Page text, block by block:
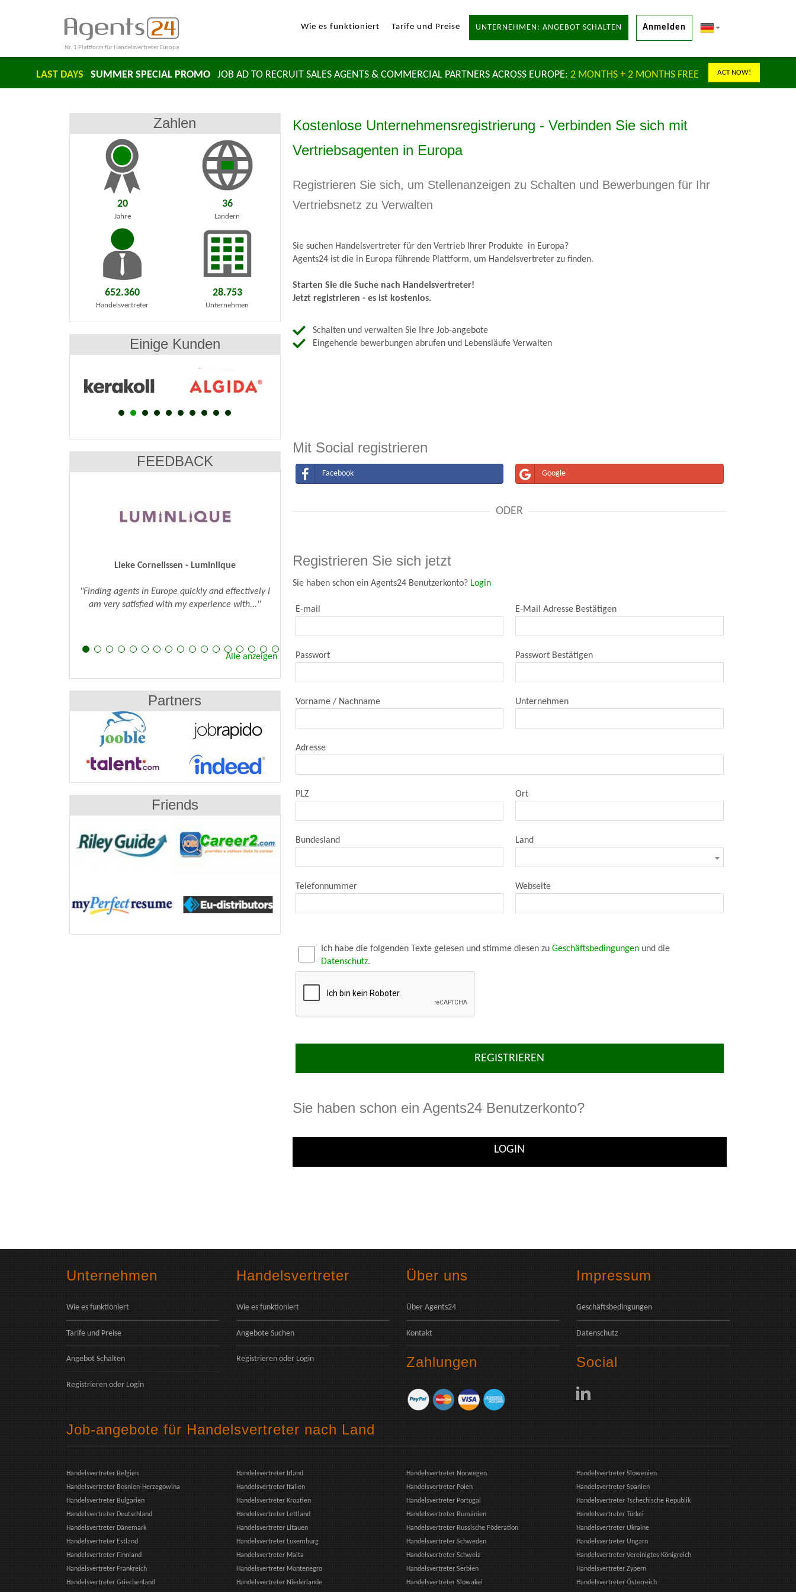
Nr. 1 Plattform für Handelsvertreter Europa
Wie es funktioniert Tarife und Preise UNTERNEHMEN: ANGEBOT SCHALTEN Anmelden
LAST DAYS SUMMER SPECIAL PROMO JOB AD TO RECRUIT SALES AGENTS & COMMERCIAL PARTNERS ACROSS EUROPE: 2 MONTHS + 2 MONTHS FREE ACT NOW!
Kostenlose Unternehmensregistrierung - Verbinden Sie sich mit
Vertriebsagenten in Europa
Registrieren Sie sich, um Stellenanzeigen zu Schalten und Bewerbungen für Ihr
Vertriebsnetz zu Verwalten
Sie suchen Handelsvertreter für den Vertrieb Ihrer Produkte in Europa?
Agents24 ist die in Europa führende Plattform, um Handelsvertreter zu finden.
Starten Sie die Suche nach Handelsvertreter!
Jetzt registrieren - es ist kostenlos.
Schalten und verwalten Sie Ihre Job-angebote
Eingehende bewerbungen abrufen und Lebensläufe Verwalten
Mit Social registrieren
Facebook Google
ODER
Registrieren Sie sich jetzt
Sie haben schon ein Agents24 Benutzerkonto? Login
E-mail E-Mail Adresse Bestätigen
Passwort Passwort Bestätigen
Vorname / Nachname Unternehmen
Adresse
PLZ Ort
Bundesland Land
Telefonnummer Webseite
Ich habe die folgenden Texte gelesen und stimme diesen zu Geschäftsbedingungenund die
Datenschutz.
Sie haben schon ein Agents24 Benutzerkonto?
LOGIN
Zahlen
20
Jahre
36
Ländern
652.360
Handelsvertreter
28.753
Unternehmen
Einige Kunden
FEEDBACK
Cem Bakis - WaterH Inc.
"We've been using Agents24 and were able to
identify sales agents to represent our brand. We
Partners
Friends
Unternehmen
Wie es funktioniert
Tarife und Preise
Angebot Schalten
Registrieren oder Login
Handelsvertreter
Wie es funktioniert
Angebote Suchen
Registrieren oder Login
Über uns
Über Agents24
Kontakt
Zahlungen
Impressum
Geschäftsbedingungen
Datenschutz
Social
Job-angebote für Handelsvertreter nach Land
Handelsvertreter Belgien
Handelsvertreter Bosnien-Herzegowina
Handelsvertreter Bulgarien
Handelsvertreter Deutschland
Handelsvertreter Dänemark
Handelsvertreter Estland
Handelsvertreter Finnland
Handelsvertreter Frankreich
Handelsvertreter Griechenland
Handelsvertreter Irland
Handelsvertreter Italien
Handelsvertreter Kroatien
Handelsvertreter Lettland
Handelsvertreter Litauen
Handelsvertreter Luxemburg
Handelsvertreter Malta
Handelsvertreter Montenegro
Handelsvertreter Niederlande
Handelsvertreter Norwegen
Handelsvertreter Polen
Handelsvertreter Portugal
Handelsvertreter Rumänien
Handelsvertreter Russische Föderation
Handelsvertreter Schweden
Handelsvertreter Schweiz
Handelsvertreter Serbien
Handelsvertreter Slowakei
Handelsvertreter Slowenien
Handelsvertreter Spanien
Handelsvertreter Tschechische Republik
Handelsvertreter Türkei
Handelsvertreter Ukraine
Handelsvertreter Ungarn
Handelsvertreter Vereinigtes Königreich
Handelsvertreter Zypern
Handelsvertreter Österreich